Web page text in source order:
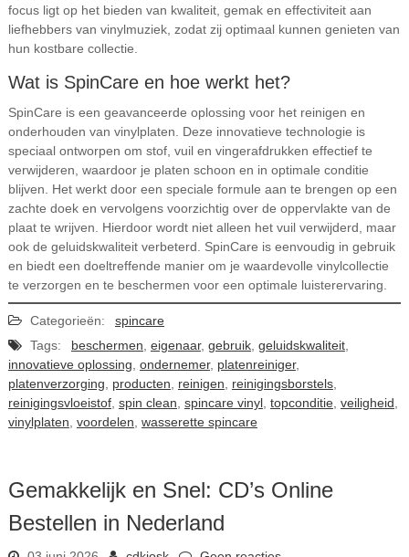
focus ligt op het bieden van kwaliteit, gemak en effectiviteit aan
liefhebbers van vinylmuziek, zodat zij optimaal kunnen genieten van
hun kostbare collectie.
Wat is SpinCare en hoe werkt het?
SpinCare is een geavanceerde oplossing voor het reinigen en
onderhouden van vinylplaten. Deze innovatieve technologie is
speciaal ontworpen om stof, vuil en vingerafdrukken effectief te
verwijderen, waardoor je platen schoon en in optimale conditie
blijven. Het werkt door een speciale formule aan te brengen op een
zachte doek en vervolgens voorzichtig over de oppervlakte van de
plaat te wrijven. Hierdoor wordt niet alleen het vuil verwijderd, maar
ook de geluidskwaliteit verbeterd. SpinCare is eenvoudig in gebruik
en biedt een doeltreffende manier om je waardevolle vinylcollectie
te verzorgen en te beschermen voor een optimale luisterervaring.
Categorieën:
spincare
Tags:
beschermen eigenaar, gebruik, geluidskwaliteit,
innovatieve oplossing ondernemer, platenreiniger,
platenverzorging
producten reinigen reinigingsborstels,
reinigingsvloeistof, spin clean spincare vinyl, topconditie, veiligheid
vinylplaten voordelen wasserette spincare
Gemakkelijk en Snel: CD’s Online
Bestellen in Nederland